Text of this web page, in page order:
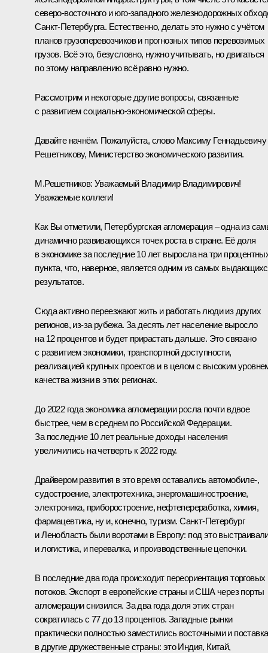
северо-восточного и юго-западного железнодорожных
Санкт-Петербурга. Естественно, делать это нужно с учётом
планов грузоперевозчиков и прогнозных типов перевозимых
грузов. Всё это, безусловно, нужно учитывать, но двигаться
по этому направлению всё равно нужно.
Рассмотрим и некоторые другие вопросы, связанные
с развитием социально-экономической сферы.
Давайте начнём. Пожалуйста, слово Максиму Геннадьевичу
Решетникову, Министерство экономического развития.
М.Решетников: Уважаемый Владимир Владимирович!
Уважаемые коллеги!
Как Вы отметили, Петербургская агломерация – одна из
динамично развивающихся точек роста в стране. Её доля
в экономике за последние 10 лет выросла на три
пункта, что, наверное, является одним из самых
результатов.
Сюда активно переезжают жить и работать люди из других
регионов, из-за рубежа. За десять лет население выросло
на 12 процентов и будет прирастать дальше. Это связано
с развитием экономики, транспортной доступности,
реализацией крупных проектов и в целом с высоким
качества жизни в этих регионах.
До 2022 года экономика агломерации росла почти вдвое
быстрее, чем в среднем по Российской Федерации.
За последние 10 лет реальные доходы населения
увеличились на четверть к 2022 году.
Драйвером развития в это время оставались автомобиле-,
судостроение, электротехника, энергомашиностроение,
электроника, приборостроение, нефтепереработка, химия,
фармацевтика, ну и, конечно, туризм. Санкт-Петербург
и Ленобласть были воротами в Европу: под это
и логистика, и перевалка, и производственные цепочки.
В последние два года происходит переориентация торговых
потоков. Экспорт в европейские страны и США через порты
агломерации снизился. За два года доля этих стран
сократилась с 77 до 13 процентов. Западные рынки
практически полностью заместились восточными и
в другие дружественные страны: это Индия, Китай,